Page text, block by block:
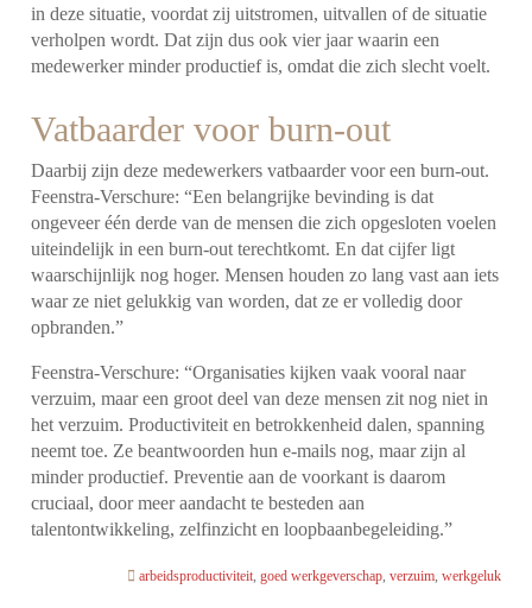
in deze situatie, voordat zij uitstromen, uitvallen of de situatie
verholpen wordt. Dat zijn dus ook vier jaar waarin een
medewerker minder productief is, omdat die zich slecht voelt.
Vatbaarder voor burn-out
Daarbij zijn deze medewerkers vatbaarder voor een burn-out.
Feenstra-Verschure: “Een belangrijke bevinding is dat
ongeveer één derde van de mensen die zich opgesloten voelen
uiteindelijk in een burn-out terechtkomt. En dat cijfer ligt
waarschijnlijk nog hoger. Mensen houden zo lang vast aan iets
waar ze niet gelukkig van worden, dat ze er volledig door
opbranden.”
Feenstra-Verschure: “Organisaties kijken vaak vooral naar
verzuim, maar een groot deel van deze mensen zit nog niet in
het verzuim. Productiviteit en betrokkenheid dalen, spanning
neemt toe. Ze beantwoorden hun e-mails nog, maar zijn al
minder productief. Preventie aan de voorkant is daarom
cruciaal, door meer aandacht te besteden aan
talentontwikkeling, zelfinzicht en loopbaanbegeleiding.”
arbeidsproductiviteit, goed werkgeverschap, verzuim, werkgeluk